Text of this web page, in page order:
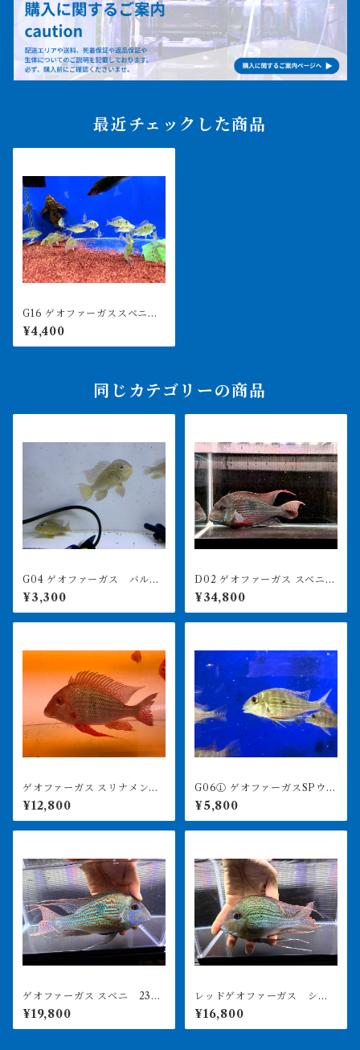
最近チェックした商品
G16 ゲオファーガススベニ 9
㎝前後 1匹
¥4,400
同じカテゴリーの商品
G04 ゲオファーガス バルザ
ニー 9㎝前後
¥3,300
D02 ゲオファーガス スベニ
28㎝前後 特大
¥34,800
ゲオファーガス スリナメンシ
ス 25㎝前後 レッドゲオ
¥12,800
G06① ゲオファーガスSPウル
ブー 8-9㎝ ワイルド
¥5,800
ゲオファーガス スベニ 23㎝
前後
¥19,800
レッドゲオファーガス ショ
ート個体 19㎝前後
¥16,800